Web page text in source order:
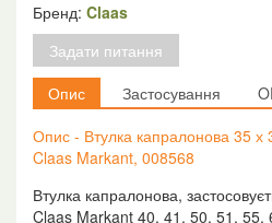
х
39
15
мм,
підбирач
Claas
Markant,
008568
Бренд: Claas
Задати питання
Опис
Застосування
Опис - Втулка капралонова 35 х
Claas Markant, 008568
Втулка капралонова,
Claas Markant 40, 41, 50, 51, 55,